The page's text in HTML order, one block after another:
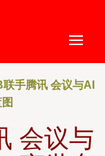
手腾讯 会议与AI
会议与